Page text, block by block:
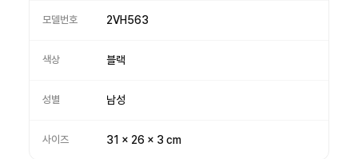
모델번호 2VH563
색상 블랙
성별 남성
사이즈 31 x 26 x 3 cm